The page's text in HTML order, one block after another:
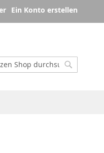
Ein Konto erstellen